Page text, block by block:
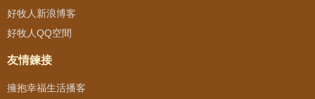
好牧人新浪博客
好牧人QQ空間
友情鍊接
擁抱幸福生活播客